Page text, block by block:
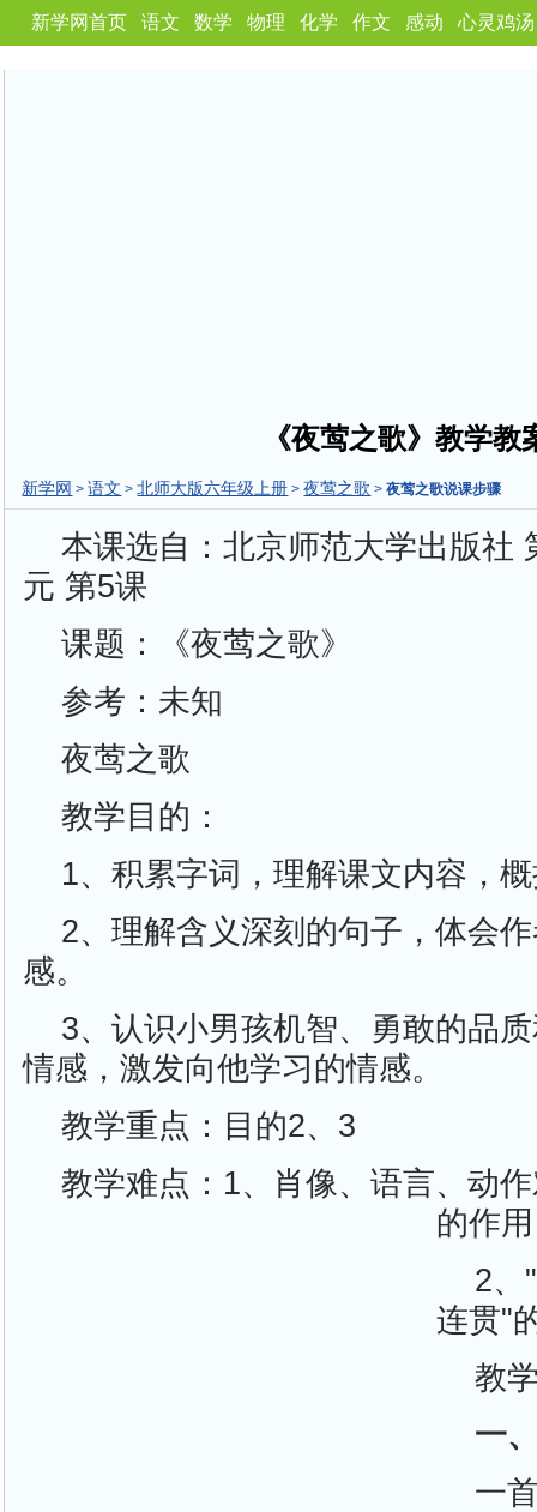
新学网首页 语文 数学 物理 化学 作文 感动 心灵鸡汤
《夜莺之歌》教学教
新学网 >语文 >北师大版六年级上册 >夜莺之歌 >夜莺之歌说课步骤
本课选自：北京师范大学出版社
元 第5课
课题：《夜莺之歌》
参考：未知
夜莺之歌
教学目的：
1、积累字词，理解课文内容，
2、理解含义深刻的句子，体会
感。
3、认识小男孩机智、勇敢的品
情感，激发向他学习的情感。
教学重点：目的2、3
教学难点：1、肖像、语言、动
的作用
2、
连贯"
教
一
一